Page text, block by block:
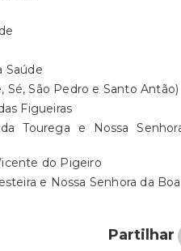
Saúde
Sé, São Pedro e Santo Antão)
Figueiras
Tourega e Nossa
do Pigeiro
e Nossa Senhora da
Partilhar